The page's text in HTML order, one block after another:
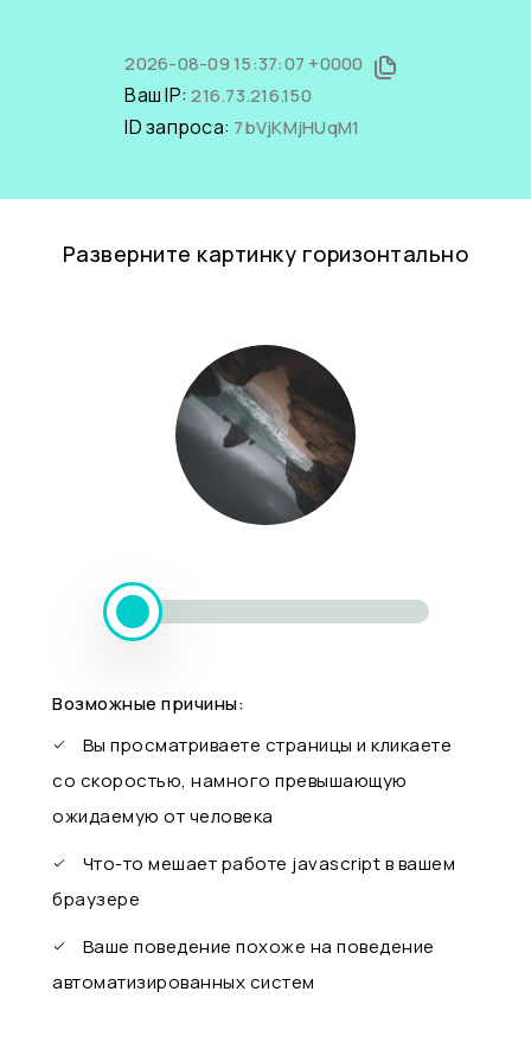
2026-08-09 15:37:07 +0000
Ваш IP:216.73.216.150
ID запроса: 7bVjKMjHUqM1
Разверните картинку горизонтально
Возможные причины:
Вы просматриваете страницы и кликаете
со скоростью, намного превышающую
ожидаемую от человека
Что-то мешает работе javascript в вашем
браузере
Ваше поведение похоже на поведение
автоматизированных систем